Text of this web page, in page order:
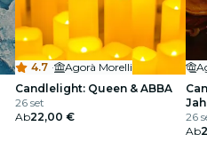
4.7 ·
Agorà Morelli
Candlelight: Queen & ABBA
26 set
Ab22,00 €
26
Ab